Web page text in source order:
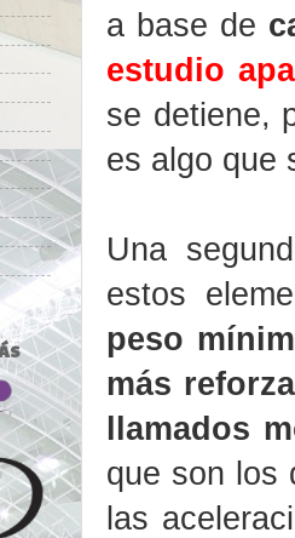
a base de
estudio
se detiene,
es algo que
Una
estos
peso
más
llamados
que son los
las